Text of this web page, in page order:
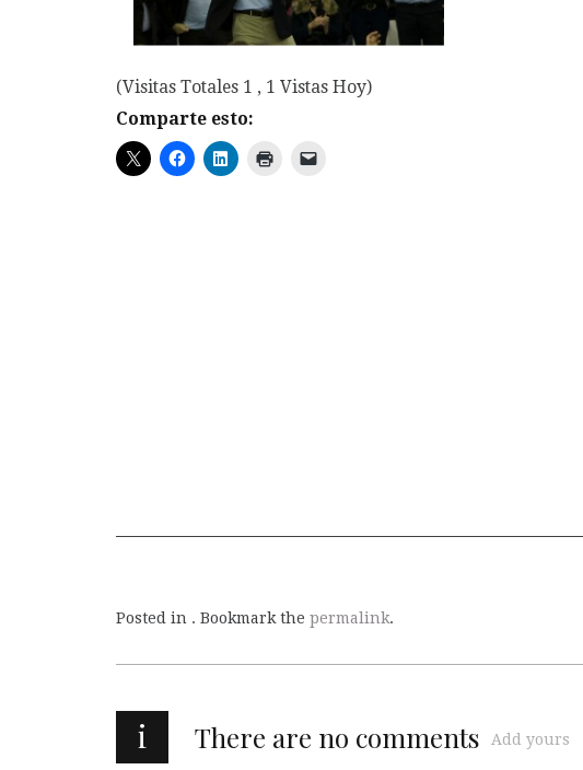
(Visitas Totales 1 , 1 Vistas Hoy)
Comparte esto:
Posted in . Bookmark the permalink.
i There are no comments Add yours